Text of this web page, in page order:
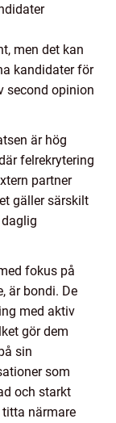
men det kan
kandidater för
second opinion
är hög
felrekrytering
partner
gäller särskilt
fokus på
är bondi. De
med aktiv
gör dem
sin
som
och starkt
närmare